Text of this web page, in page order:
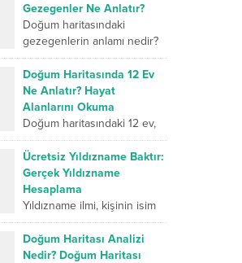
farklı enerjilerin nasıl
çalıştığını gösterir. Kavuşum
açısı iki...
Gezegenler Ne Anlatır?
Doğum haritasındaki
gezegenlerin anlamı nedir?
İnsanın karakterini,
duygularını, düşünme
biçimini, ilişkilerini, mücadele
gücünü ve yaşam
yolculuğunda geliştirmesi
gereken yönlerini sembolik...
Doğum Haritasında 12 Ev
Ne Anlatır? Hayat
Alanlarını Okuma
Doğum haritasındaki 12 ev,
insan hayatının farklı
alanlarını sembolik olarak
anlatan temel bölümlerdir.
Birinci ev kişinin dış dünyaya
sunduğu kimliği...
Ücretsiz Yıldızname Baktır:
Gerçek Yıldızname
Hesaplama
Yıldızname ilmi, kişinin isim
enerjisi, doğum tarihi ve
ebced hesaplamaları
üzerinden yapılan kadim bir
Doğum Haritası Analizi
Nedir? Doğum Haritası